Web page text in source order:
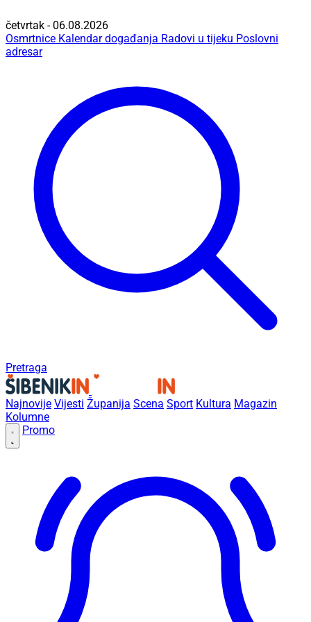
četvrtak - 06.08.2026
Osmrtnice Kalendar događanja Radovi u tijeku Poslovni
adresar
Pretraga
Najnovije Vijesti Županija Scena Sport Kultura Magazin
Kolumne
Promo